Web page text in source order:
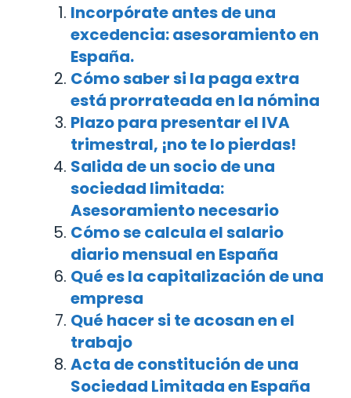
Incorpórate antes de una
excedencia: asesoramiento en
España.
Cómo saber si la paga extra
está prorrateada en la nómina
Plazo para presentar el IVA
trimestral, ¡no te lo pierdas!
Salida de un socio de una
sociedad limitada:
Asesoramiento necesario
Cómo se calcula el salario
diario mensual en España
Qué es la capitalización de una
empresa
Qué hacer si te acosan en el
trabajo
Acta de constitución de una
Sociedad Limitada en España